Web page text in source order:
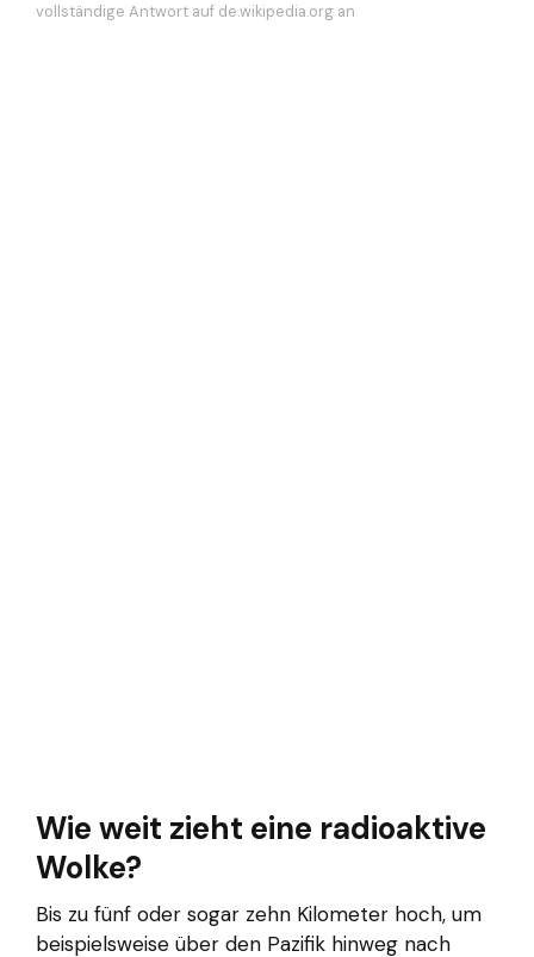
vollständige Antwort auf de.wikipedia.org an
Wie weit zieht eine radioaktive
Wolke?
Bis zu fünf oder sogar zehn Kilometer hoch, um
beispielsweise über den Pazifik hinweg nach